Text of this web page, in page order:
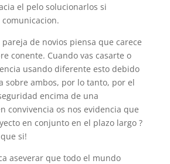
el pelo solucionarlos si
de novios piensa que carece
conente. Cuando vas casarte o
usando diferente esto debido
sobre ambos, por lo tanto, por el
encima de una
convivencia os nos evidencia que
en conjunto en el plazo largo ?
si!
aseverar que todo el mundo